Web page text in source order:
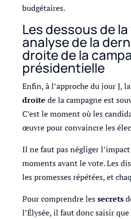
budgétaires.
Les dessous de
analyse de la
droite de la
présidentielle
Enfin, à l’approche du jour J, la
droite de la campagne est
C’est le moment où les
œuvre pour convaincre les
Il ne faut pas négliger
moments avant le vote. Les
les promesses répétées, et
Pour comprendre lessecrets
l’Élysée, il faut donc saisir